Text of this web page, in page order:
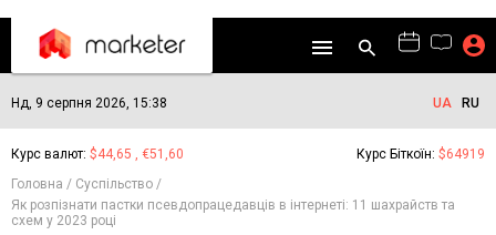
Нд, 9 серпня 2026, 15:38 UA RU
Курс валют: $44,65 , €51,60 Курс Біткоїн: $64919
Головна
Суспільство
Як розпізнати пастки псевдопрацедавців в інтернеті: 11 шахрайств та
схем у 2023 році